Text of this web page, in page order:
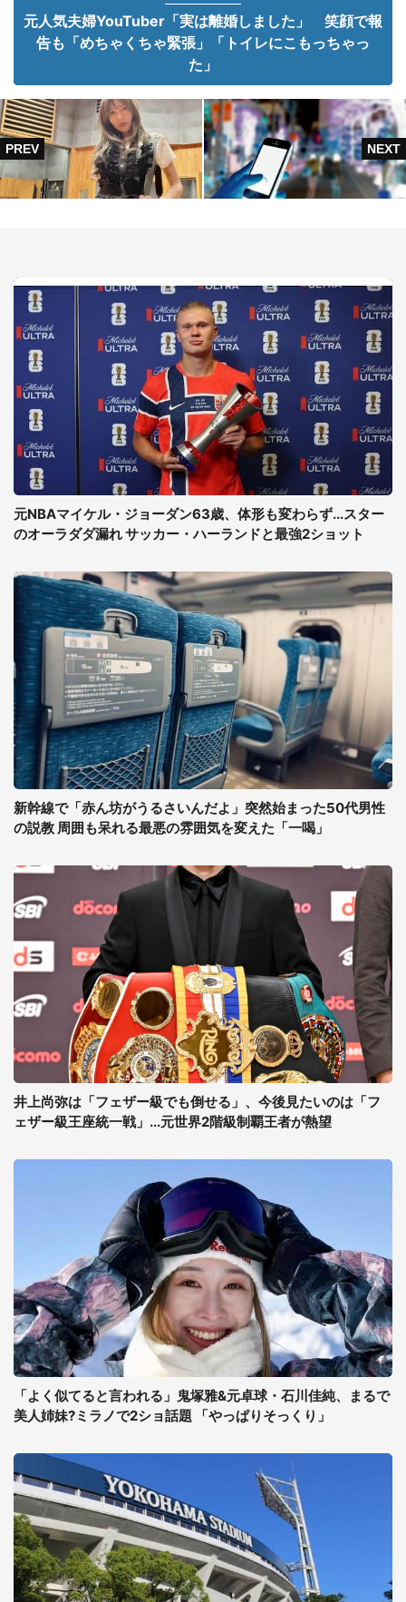
元人気夫婦YouTuber「実は離婚しました」 笑顔で報
告も「めちゃくちゃ緊張」「トイレにこもっちゃっ
た」
元NBAマイケル・ジョーダン63歳、体形も変わらず...スター
のオーラダダ漏れ サッカー・ハーランドと最強2ショット
新幹線で「赤ん坊がうるさいんだよ」突然始まった50代男性
の説教 周囲も呆れる最悪の雰囲気を変えた「一喝」
井上尚弥は「フェザー級でも倒せる」、今後見たいのは「フ
ェザー級王座統一戦」...元世界2階級制覇王者が熱望
「よく似てると言われる」鬼塚雅&元卓球・石川佳純、まるで
美人姉妹?ミラノで2ショ話題 「やっぱりそっくり」